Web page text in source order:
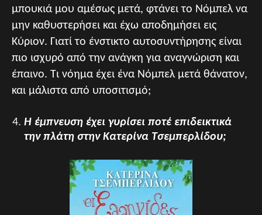
μπουκιά μου αμέσως μετά, φτάνει το Νόμπελ να
μην καθυστερήσει και έχω αποδημήσει εις
Κύριον. Γιατί το ένστικτο αυτοσυντήρησης είναι
πιο ισχυρό από την ανάγκη για αναγνώριση και
έπαινο. Τι νόημα έχει ένα Νόμπελ μετά θάνατον,
και μάλιστα από υποσιτισμό;
H έμπνευση έχει γυρίσει ποτέ επιδεικτικά
την πλάτη στην Κατερίνα Τσεμπερλίδου;